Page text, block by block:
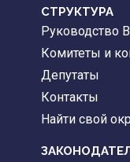
CТРУКТУРА
Руководство
Комитеты и
Депутаты
Контакты
Найти свой